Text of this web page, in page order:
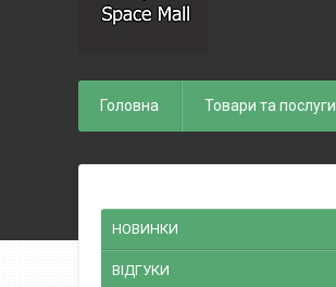
Головна Товари та послуги
НОВИНКИ
ВІДГУКИ